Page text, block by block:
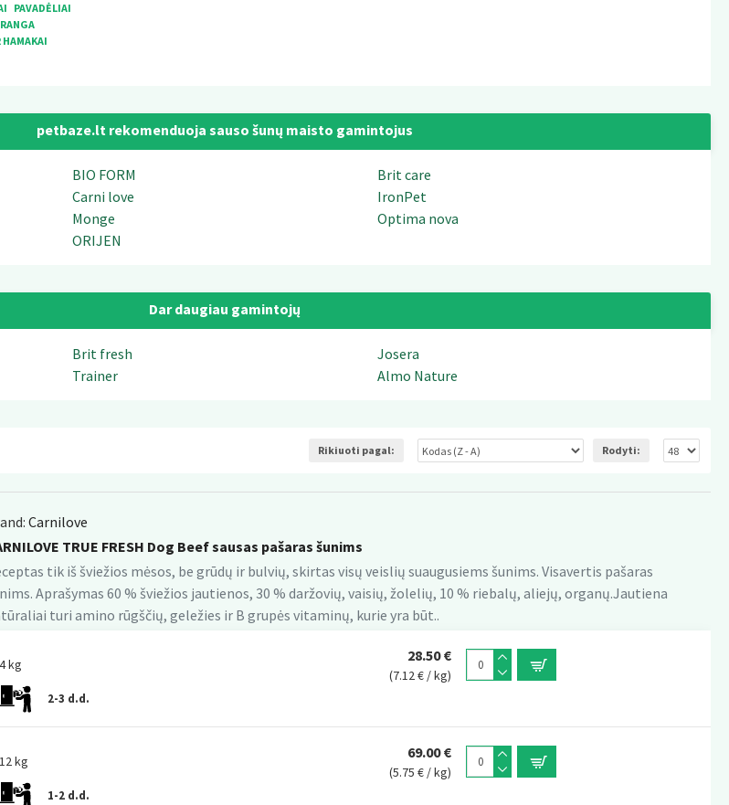
PAVADĖLIAI
petbaze.lt rekomenduoja sauso šunų maisto gamintojus
BIO FORM
Brit care
Carni love
IronPet
Monge
Optima nova
ORIJEN
Dar daugiau gamintojų
Brit fresh
Josera
Trainer Almo Nature
Rikiuoti pagal: Rodyti:
Carnilove
TRUE FRESH Dog Beef sausas pašaras šunims
tik iš šviežios mėsos, be grūdų ir bulvių, skirtas visų veislių suaugusiems šunims. Visavertis pašaras
Aprašymas 60 % šviežios jautienos, 30 % daržovių, vaisių, žolelių, 10 % riebalų, aliejų, organų.Jautiena
turi amino rūgščių, geležies ir B grupės vitaminų, kurie yra būt..
4 kg
2-3 d.d.
28.50 €
(7.12 € / kg)
12 kg
1-2 d.d.
69.00 €
(5.75 € / kg)